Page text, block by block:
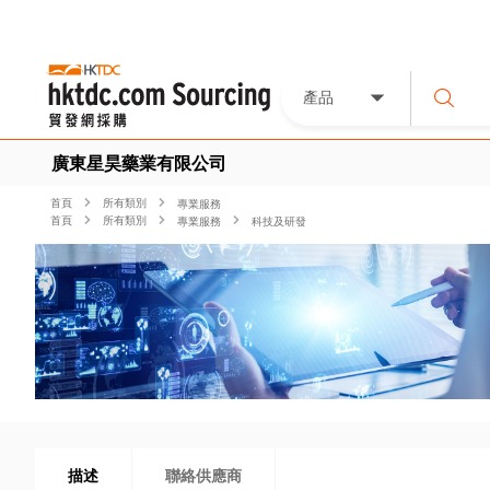
產品
廣東星昊藥業有限公司
首頁 所有類別
專業服務
首頁
所有類別 專業服務 科技及研發
描述 聯絡供應商